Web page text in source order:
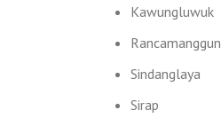
Kawungluwuk
Sindanglaya
Sirap